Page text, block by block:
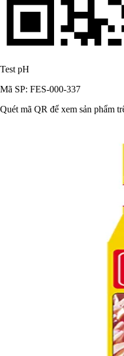
Test pH
Mã SP: FES-000-337
Quét mã QR để xem sản phẩm